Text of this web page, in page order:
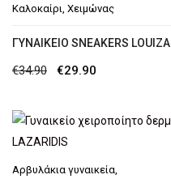
€39.90.
Καλοκαίρι, Χειμώνας
ΓΥΝΑΙΚΕΊΟ SNEAKERS LOUIZA
€34.90
Original
was:
€34.90.
€29.90
τιμή
€29.90.
Αρβυλάκια γυναικεία,